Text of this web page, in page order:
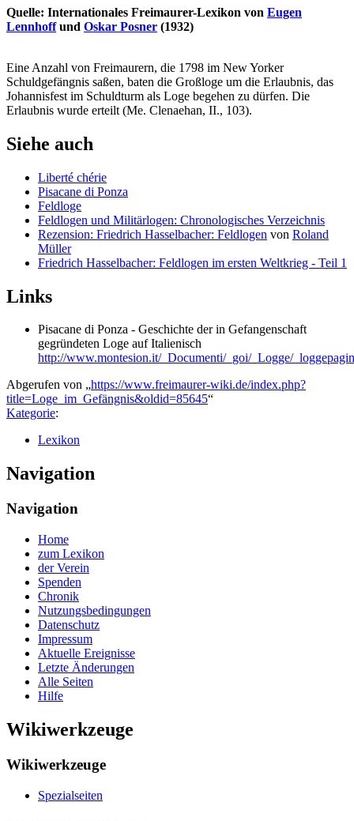
Quelle: Internationales Freimaurer-Lexikon von Eugen
Lennhoffund Oskar Posner (1932)
Eine Anzahl von Freimaurern, die 1798 im New Yorker
Schuldgefängnis saßen, baten die Großloge um die Erlaubnis, das
Johannisfest im Schuldturm als Loge begehen zu dürfen. Die
Erlaubnis wurde erteilt (Me. Clenaehan, II., 103).
Siehe auch
Liberté chérie
Pisacane di Ponza
Feldloge
Feldlogen und Militärlogen: Chronologisches Verzeichnis
Rezension: Friedrich Hasselbacher: Feldlogen von Roland
Müller
Friedrich Hasselbacher: Feldlogen im ersten Weltkrieg - Teil 1
Links
Pisacane di Ponza - Geschichte der in Gefangenschaft
gegründeten Loge auf Italienisch
http://www.montesion.it/_Documenti/_goi/_Logge/
Abgerufen von „https://www.freimaurer-wiki.de/index.php?
title=Loge_im_Gefängnis&oldid=85645“
Kategorie:
Lexikon
Navigation
Navigation
Home
zum Lexikon
der Verein
Spenden
Chronik
Nutzungsbedingungen
Datenschutz
Impressum
Aktuelle Ereignisse
Letzte Änderungen
Alle Seiten
Hilfe
Wikiwerkzeuge
Wikiwerkzeuge
Spezialseiten